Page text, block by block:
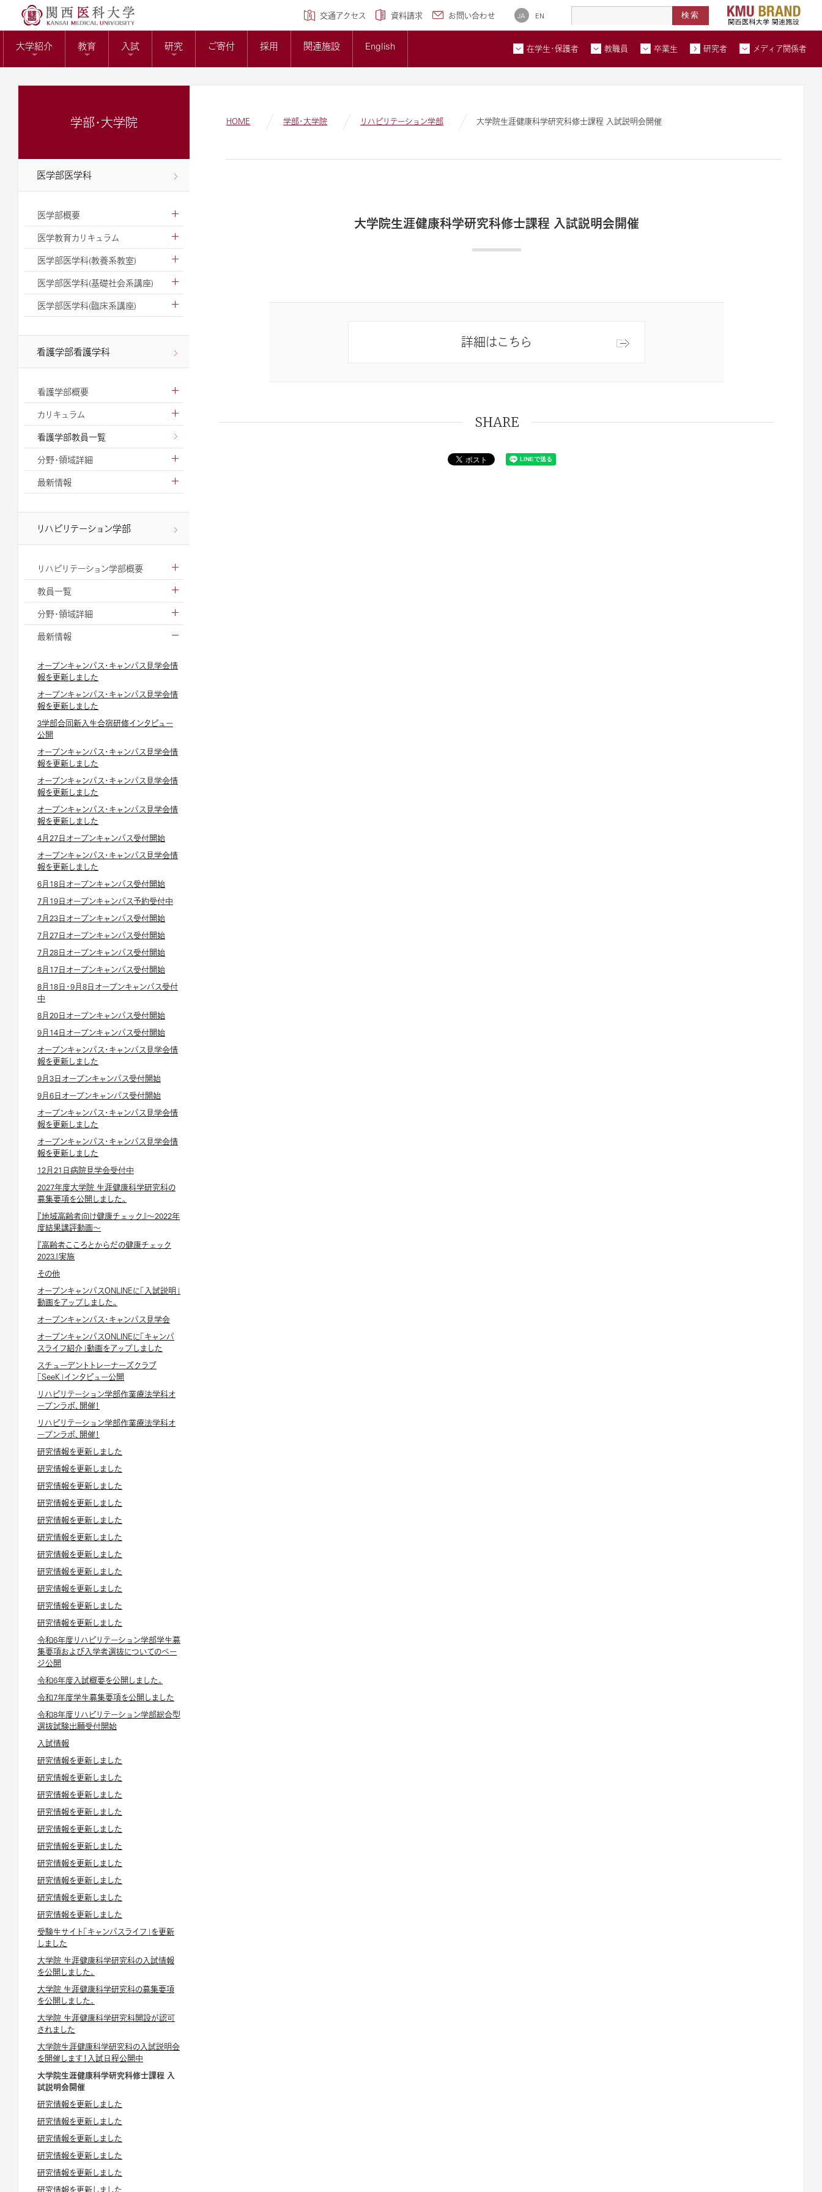
交通アクセス 資料請求 お問い合わせ JA EN
大学紹介 教育 入試 研究 ご寄付 採用 関連施設 English 在学生・保護者 教職員 卒業生 研究者 メディア関係者
役員報酬の支給基準について
ガバナンスコード
広報誌
大学概要
北河内メディカルネットワーク
教育センター
KMUバイオバンクセンター 高度医療人材養成拠点形成事業
在学生・保護者トップページへ
教職員トップページへ
卒業生トップページへ
学部・大学院
医学部医学科
医学部概要
医学教育カリキュラム
医学部医学科(教養系教室)
医学部医学科(基礎社会系講座)
医学部医学科(臨床系講座)
看護学部看護学科
看護学部概要
カリキュラム
看護学部教員一覧
分野・領域詳細
最新情報
リハビリテーション学部
リハビリテーション学部概要
教員一覧
分野・領域詳細
最新情報
オープンキャンパス・キャンパス見学会情
報を更新しました
オープンキャンパス・キャンパス見学会情
報を更新しました
3学部合同新入生合宿研修インタビュー
公開
オープンキャンパス・キャンパス見学会情
報を更新しました
オープンキャンパス・キャンパス見学会情
報を更新しました
オープンキャンパス・キャンパス見学会情
報を更新しました
4月27日オープンキャンパス受付開始
オープンキャンパス・キャンパス見学会情
報を更新しました
6月18日オープンキャンパス受付開始
7月19日オープンキャンパス予約受付中
7月23日オープンキャンパス受付開始
7月27日オープンキャンパス受付開始
7月28日オープンキャンパス受付開始
8月17日オープンキャンパス受付開始
8月18日・9月8日オープンキャンパス受付
中
8月20日オープンキャンパス受付開始
9月14日オープンキャンパス受付開始
オープンキャンパス・キャンパス見学会情
報を更新しました
9月3日オープンキャンパス受付開始
9月6日オープンキャンパス受付開始
オープンキャンパス・キャンパス見学会情
報を更新しました
オープンキャンパス・キャンパス見学会情
報を更新しました
12月21日病院見学会受付中
2027年度大学院 生涯健康科学研究科の
募集要項を公開しました。
『地域高齢者向け健康チェック』～2022年
度結果講評動画～
『高齢者こころとからだの健康チェック
2023』実施
その他
オープンキャンパスONLINEに「入試説明」
動画をアップしました。
オープンキャンパス・キャンパス見学会
オープンキャンパスONLINEに「キャンパ
スライフ紹介」動画をアップしました
スチューデントトレーナーズクラブ
「SeeK」インタビュー公開
リハビリテーション学部作業療法学科オ
ープンラボ、開催！
リハビリテーション学部作業療法学科オ
ープンラボ、開催！
研究情報を更新しました
研究情報を更新しました
研究情報を更新しました
研究情報を更新しました
研究情報を更新しました
研究情報を更新しました
研究情報を更新しました
研究情報を更新しました
研究情報を更新しました
研究情報を更新しました
研究情報を更新しました
令和6年度リハビリテーション学部学生募
集要項および入学者選抜についてのペー
ジ公開
令和6年度入試概要を公開しました。
令和7年度学生募集要項を公開しました
令和8年度リハビリテーション学部総合型
選抜試験出願受付開始
入試情報
研究情報を更新しました
研究情報を更新しました
研究情報を更新しました
研究情報を更新しました
研究情報を更新しました
研究情報を更新しました
研究情報を更新しました
研究情報を更新しました
研究情報を更新しました
研究情報を更新しました
受験生サイト「キャンパスライフ」を更新
しました
大学院 生涯健康科学研究科の入試情報
を公開しました。
大学院 生涯健康科学研究科の募集要項
を公開しました。
大学院 生涯健康科学研究科開設が認可
されました
大学院生涯健康科学研究科の入試説明会
を開催します！入試日程公開中
大学院生涯健康科学研究科修士課程 入
試説明会開催
研究情報を更新しました
研究情報を更新しました
研究情報を更新しました
研究情報を更新しました
研究情報を更新しました
研究情報を更新しました
HOME 学部・大学院 リハビリテーション学部 大学院生涯健康科学研究科修士課程 入試説明会開催
大学院生涯健康科学研究科修士課程 入試説明会開催
詳細はこちら
SHARE